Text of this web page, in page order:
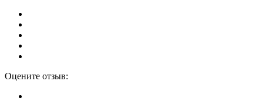
Оцените отзыв: